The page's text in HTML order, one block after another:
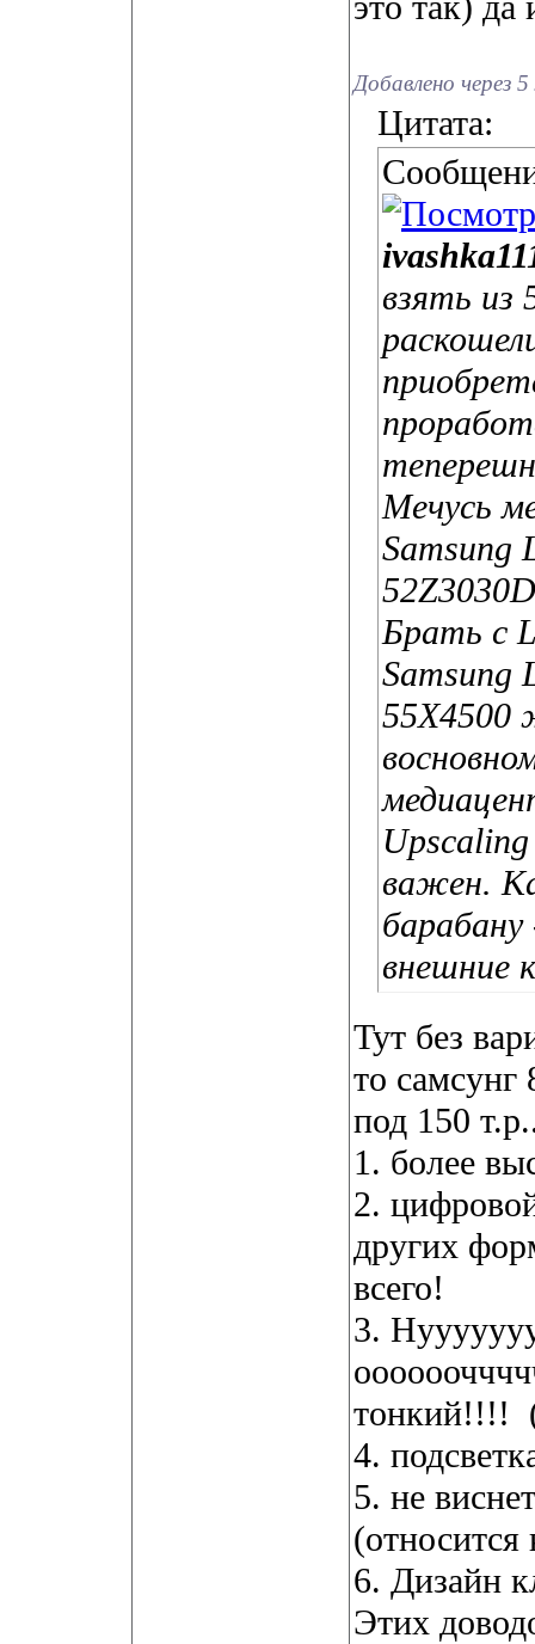
Добавлено через
Цитата:
взять из
Мечусь
Samsung
Брать с
Samsung
55X4500
важен.
барабану
внешние
Тут без
то самсунг
под 150
1. более
2.
других
всего!
3.
тонкий!!!!
4.
5. не
(относится
6. Дизайн
Этих